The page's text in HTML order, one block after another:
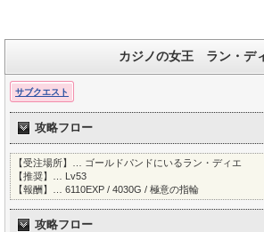
カジノの女王 ラン・デ
サブクエスト
攻略フロー
【受注場所】… ゴールドパンドにいるラン・ディエ
【推奨】… Lv53
【報酬】… 6110EXP / 4030G / 極意の指輪
攻略フロー